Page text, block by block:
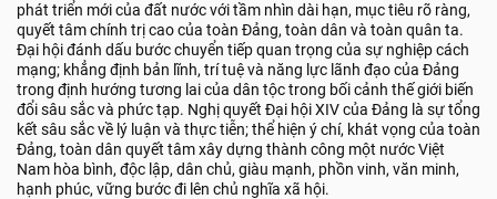
phát triển mới của đất nước với tầm nhìn dài hạn, mục tiêu rõ ràng,
quyết tâm chính trị cao của toàn Đảng, toàn dân và toàn quân ta.
Đại hội đánh dấu bước chuyển tiếp quan trọng của sự nghiệp cách
mạng; khẳng định bản lĩnh, trí tuệ và năng lực lãnh đạo của Đảng
trong định hướng tương lai của dân tộc trong bối cảnh thế giới biến
đổi sâu sắc và phức tạp. Nghị quyết Đại hội XIV của Đảng là sự tổng
kết sâu sắc về lý luận và thực tiễn; thể hiện ý chí, khát vọng của toàn
Đảng, toàn dân quyết tâm xây dựng thành công một nước Việt
Nam hòa bình, độc lập, dân chủ, giàu mạnh, phồn vinh, văn minh,
hạnh phúc, vững bước đi lên chủ nghĩa xã hội.